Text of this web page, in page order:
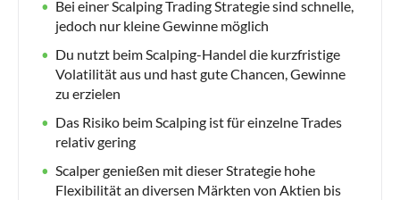
Bei einer Scalping Trading Strategie sind schnelle,
jedoch nur kleine Gewinne möglich
Du nutzt beim Scalping-Handel die kurzfristige
Volatilität aus und hast gute Chancen, Gewinne
zu erzielen
Das Risiko beim Scalping ist für einzelne Trades
relativ gering
Scalper genießen mit dieser Strategie hohe
Flexibilität an diversen Märkten von Aktien bis